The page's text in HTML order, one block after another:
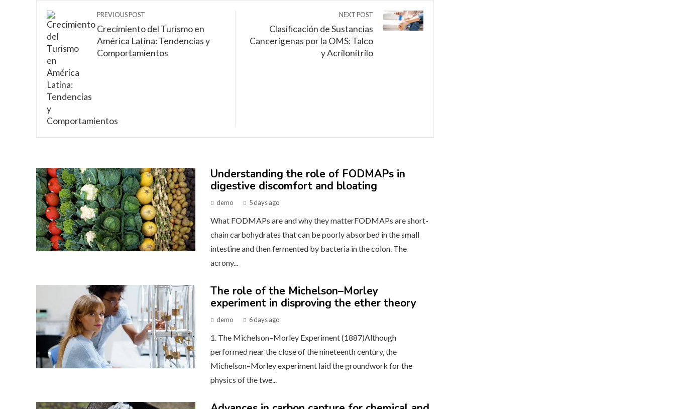
PREVIOUS POST
Crecimiento del Turismo en
América Latina: Tendencias y
Comportamientos
NEXT POST
Clasificación de Sustancias
Cancerígenas por la OMS: Talco
y Acrilonitrilo
Understanding the role of FODMAPs in
digestive discomfort and bloating
demo 5 days ago
What FODMAPs are and why they matterFODMAPs are short-
chain carbohydrates that can be poorly absorbed in the small
intestine and then fermented by bacteria in the colon. The
acrony...
The role of the Michelson–Morley
experiment in disproving the ether theory
demo 6 days ago
1. The Michelson–Morley Experiment (1887)Although
performed near the close of the nineteenth century, the
Michelson–Morley experiment laid the groundwork for the
physics of the twe...